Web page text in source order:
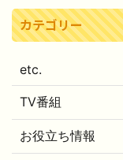
カテゴリー
etc.
TV番組
お役立ち情報